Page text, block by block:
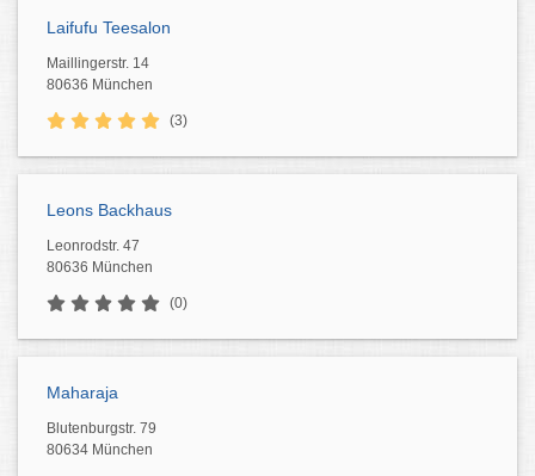
Laifufu Teesalon
Maillingerstr. 14
80636 München
(3)
Leons Backhaus
Leonrodstr. 47
80636 München
(0)
Maharaja
Blutenburgstr. 79
80634 München